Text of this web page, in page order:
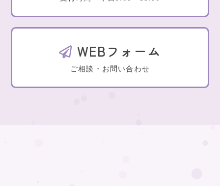
WEBフォーム
ご相談・お問い合わせ